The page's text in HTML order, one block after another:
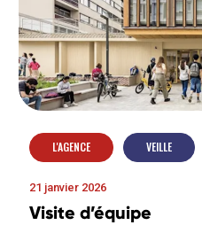
L'AGENCE VEILLE
21 janvier 2026
Visite d’équipe